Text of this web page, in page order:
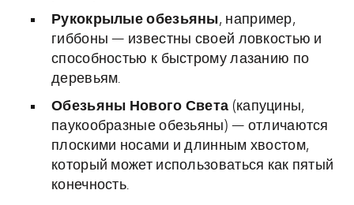
Рукокрылые обезьяны, например,
гиббоны — известны своей ловкостью и
способностью к быстрому лазанию по
деревьям.
Обезьяны Нового Света (капуцины,
паукообразные обезьяны) — отличаются
плоскими носами и длинным хвостом,
который может использоваться как пятый
конечность.